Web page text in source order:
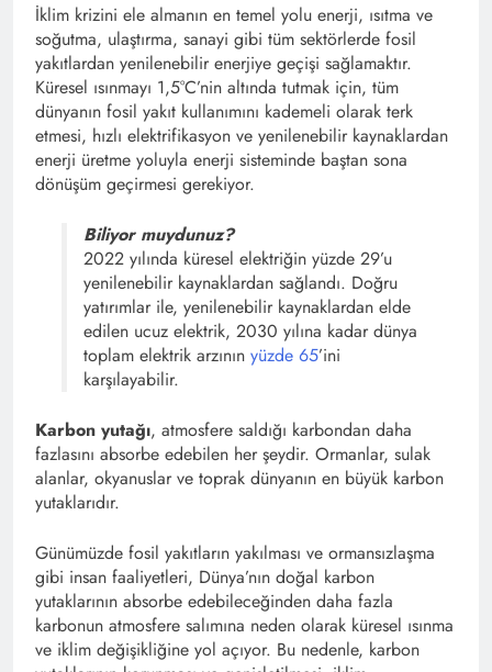
İklim krizini ele almanın en temel yolu enerji, ısıtma ve
soğutma, ulaştırma, sanayi gibi tüm sektörlerde fosil
yakıtlardan yenilenebilir enerjiye geçişi sağlamaktır.
Küresel ısınmayı 1,5°C’nin altında tutmak için, tüm
dünyanın fosil yakıt kullanımını kademeli olarak terk
etmesi, hızlı elektrifikasyon ve yenilenebilir kaynaklardan
enerji üretme yoluyla enerji sisteminde baştan sona
dönüşüm geçirmesi gerekiyor.
Biliyor muydunuz?
2022 yılında küresel elektriğin yüzde 29’u
yenilenebilir kaynaklardan sağlandı. Doğru
yatırımlar ile, yenilenebilir kaynaklardan elde
edilen ucuz elektrik, 2030 yılına kadar dünya
toplam elektrik arzının yüzde 65’ini
karşılayabilir.
Karbon yutağı, atmosfere saldığı karbondan daha
fazlasını absorbe edebilen her şeydir. Ormanlar, sulak
alanlar, okyanuslar ve toprak dünyanın en büyük karbon
yutaklarıdır.
Günümüzde fosil yakıtların yakılması ve ormansızlaşma
gibi insan faaliyetleri, Dünya’nın doğal karbon
yutaklarının absorbe edebileceğinden daha fazla
karbonun atmosfere salımına neden olarak küresel ısınma
ve iklim değişikliğine yol açıyor. Bu nedenle, karbon